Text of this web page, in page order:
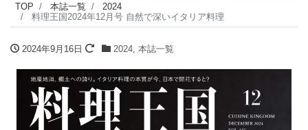
TOP 本誌一覧
2024
料理王国2024年12月号 自然で深いイタリア料理
2024年9月16日 2024, 本誌一覧